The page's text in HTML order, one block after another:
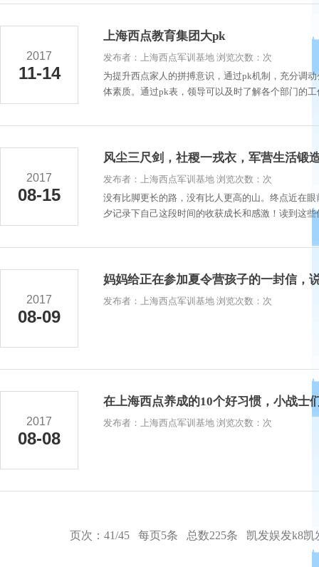
2017
11-14
上海西点教育集团大pk
发布者：上海西点军训基地 浏览次数：次
为提升西点家人的拼搏意识，通过pk机制，充分调
体素质。通过pk表，领导可以及时了解各个部门的
2017
08-15
风尘三尺剑，社稷一戎衣，军营生活锻
发布者：上海西点军训基地 浏览次数：次
没有比脚更长的路，没有比人更高的山。终点近在
夕记录下自己这段时间的收获成长和感激！读到这
2017
08-09
妈妈给正在参加夏令营孩子的一封信，
发布者：上海西点军训基地 浏览次数：次
2017
08-08
在上海西点养成的10个好习惯，小战士
发布者：上海西点军训基地 浏览次数：次
页次：41/45 每页5条 总数225条 凯发娱发k8凯